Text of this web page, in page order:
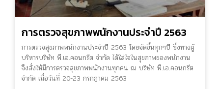
การตรวจสุขภาพพนักงานประจำปี 2563
การตรวจสุขภาพพนักงานประจำปี 2563 โดยจัดขึ้นทุกๆปี ซึ่งทางผู้
บริหารบริษัท พี.เอ.คอนกรีต จำกัด ได้ใส่ใจในสุขภาพของพนักงาน
จึงสั่งให้มีการตรวจสุขภาพพนักงานทุกคน ณ บริษัท พี.เอ.คอนกรีต
จำกัด เมื่อวันที่ 20-23 กรกฎาคม 2563